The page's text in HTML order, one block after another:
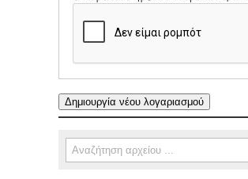
Φόρμα αναζήτησης
Αναζήτηση